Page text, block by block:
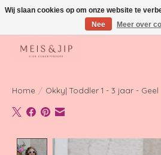
Gratis verzending in NL vanaf €150
Home / Okky| Toddler 1 - 3 jaar - Geel
Product image slideshow
Wij slaan cookies op om onze website te
Nee
Meer over